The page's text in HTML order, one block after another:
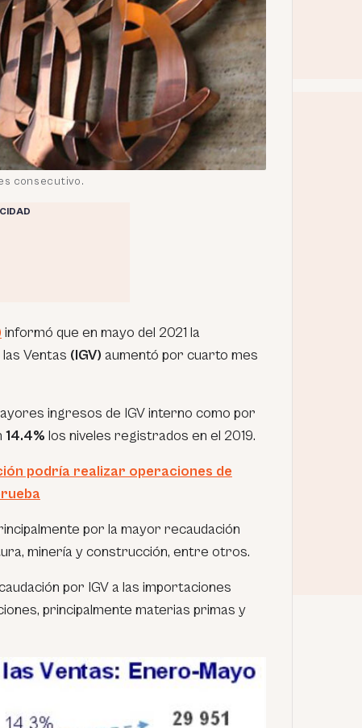
consecutivo.
informó que en mayo del 2021 la
Ventas (IGV) aumentó por cuarto mes
ingresos de IGV interno como por
14.4% los niveles registrados en el 2019.
podría realizar operaciones de
por la mayor recaudación
minería y construcción, entre otros.
por IGV a las importaciones
principalmente materias primas y